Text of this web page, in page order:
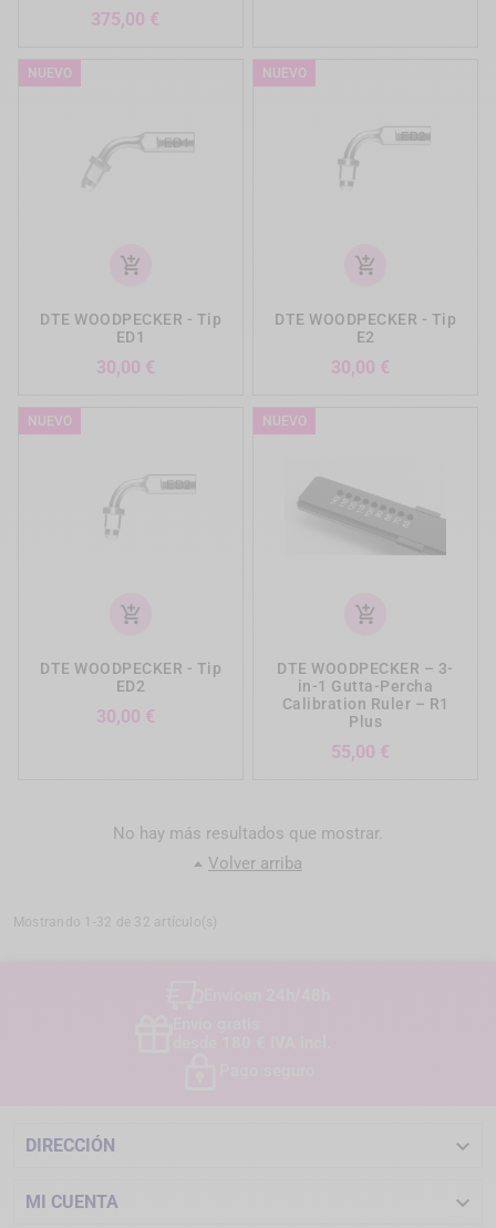
375,00 €
add_shopping_cart
NUEVO
DTE WOODPECKER - Tip
ED1
30,00 €
add_shopping_cart
NUEVO
DTE WOODPECKER - Tip
E2
30,00 €
add_shopping_cart
NUEVO
DTE WOODPECKER - Tip
ED2
30,00 €
add_shopping_cart
NUEVO
DTE WOODPECKER – 3-
in-1 Gutta-Percha
Calibration Ruler – R1
Plus
55,00 €
No hay más resultados que mostrar.
Volver arriba
Mostrando 1-32 de 32 artículo(s)
DIRECCIÓN 
MI CUENTA 